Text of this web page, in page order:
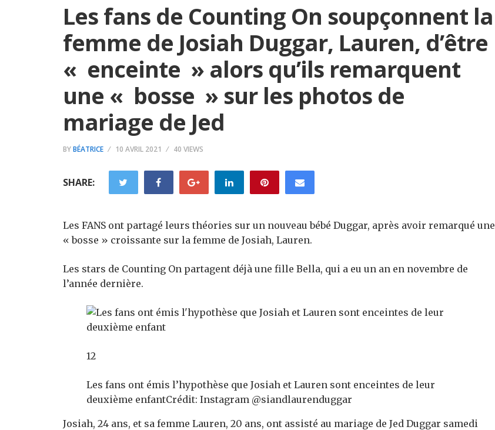
Les fans de Counting On soupçonnent la
femme de Josiah Duggar, Lauren, d’être
« enceinte » alors qu’ils remarquent
une « bosse » sur les photos de
mariage de Jed
BYBÉATRICE 10 AVRIL 2021 40 VIEWS
SHARE:
Les FANS ont partagé leurs théories sur un nouveau bébé Duggar, après avoir remarqué une
« bosse » croissante sur la femme de Josiah, Lauren.
Les stars de Counting On partagent déjà une fille Bella, qui a eu un an en novembre de
l’année dernière.
12
Les fans ont émis l’hypothèse que Josiah et Lauren sont enceintes de leur
deuxième enfantCrédit: Instagram @siandlaurenduggar
Josiah, 24 ans, et sa femme Lauren, 20 ans, ont assisté au mariage de Jed Duggar samedi